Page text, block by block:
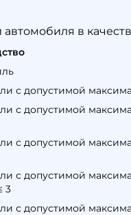
в
с допустимой
с допустимой
с допустимой
с допустимой
3
с допустимой